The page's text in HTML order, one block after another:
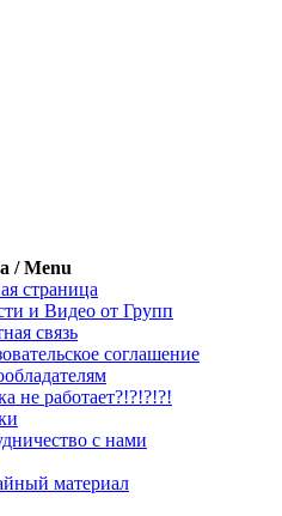
/ Menu
страница
и Видео от Групп
связь
соглашение
не работает?!?!?!?!
с нами
материал